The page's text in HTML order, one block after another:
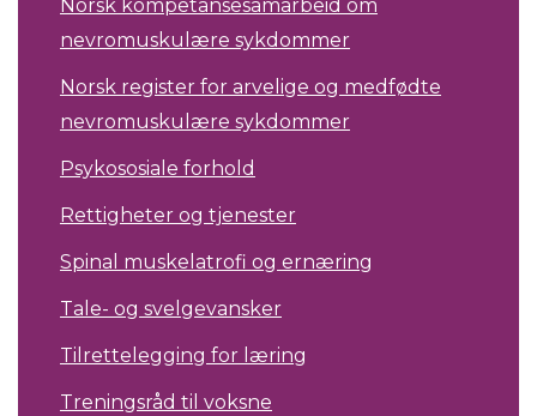
Norsk kompetansesamarbeid om
nevromuskulære sykdommer
Norsk register for arvelige og medfødte
nevromuskulære sykdommer
Psykososiale forhold
Rettigheter og tjenester
Spinal muskelatrofi og ernæring
Tale- og svelgevansker
Tilrettelegging for læring
Treningsråd til voksne